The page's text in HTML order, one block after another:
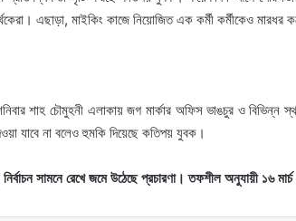
এছাড়া, মাইকিং কাজে নিয়োজিত এক কর্মী কর্মীকেও মারধর
শাহ চৌমুহনী এলাকায় জগ মার্কার অফিস ভাঙচুর ও বিভিন্ন
যাবে না বলেও হুমকি দিয়েছে কতিপয় যুবক।
সামনে রেখে জমে উঠেছে প্রচারণা। তফশীল অনুযায়ী ১৬